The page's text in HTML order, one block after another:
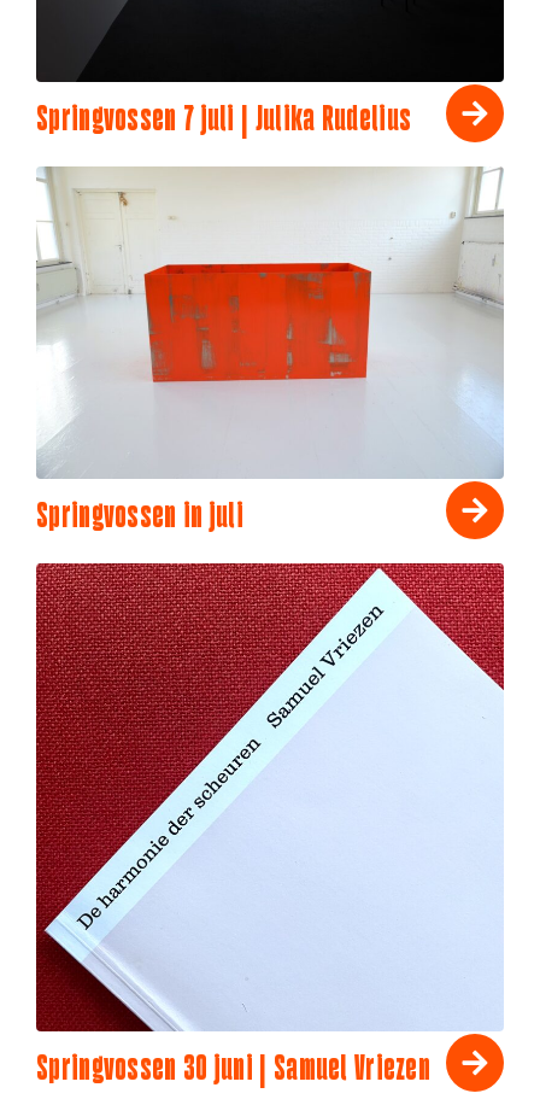
Springvossen 7 juli | Julika Rudelius
Springvossen in juli
Springvossen 30 juni | Samuel Vriezen